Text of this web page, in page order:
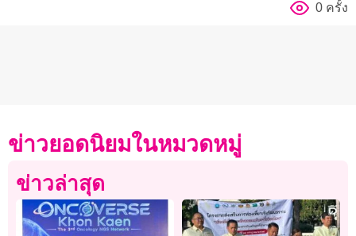
0 ครั้ง
ข่าวยอดนิยมในหมวดหมู่
ข่าวล่าสุด